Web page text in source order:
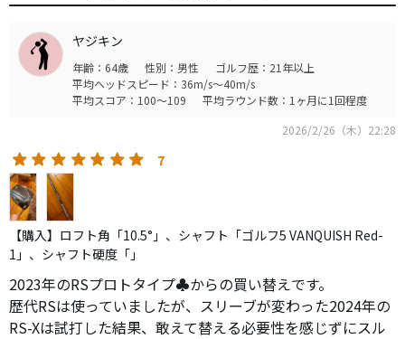
ヤジキン
年齢：64歳 性別：男性
ゴルフ歴：21年以上
平均ヘッドスピード：36m/s～40m/s
平均スコア：100～109
平均ラウンド数：1ヶ月に1回程度
2026/2/26（木）22:28
7
【購入】ロフト角「10.5°」、シャフト「ゴルフ5 VANQUISH Red-
1」、シャフト硬度「」
2023年のRSプロトタイプ♣からの買い替えです。
歴代RSは使っていましたが、スリーブが変わった2024年の
RS-Xは試打した結果、敢えて替える必要性を感じずにスル